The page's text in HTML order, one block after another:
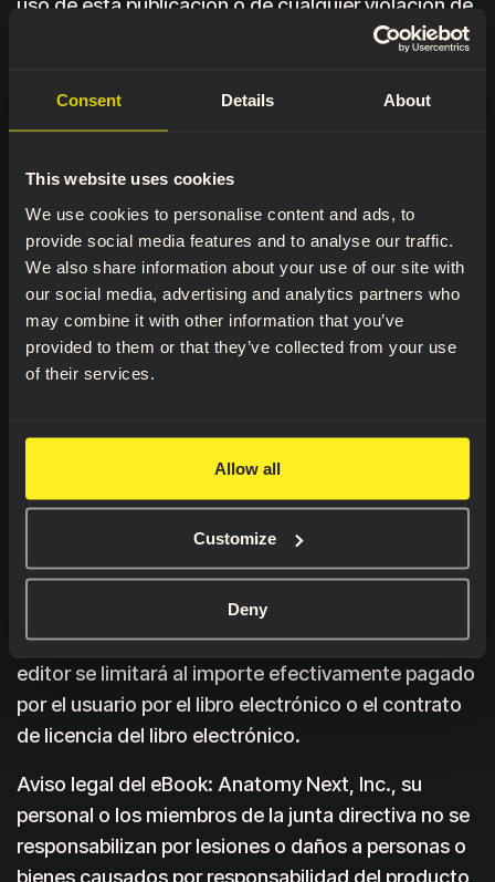
Consent Details About
This website uses cookies
We use cookies to personalise content and ads, to
provide social media features and to analyse our traffic.
We also share information about your use of our site with
our social media, advertising and analytics partners who
may combine it with other information that you’ve
provided to them or that they’ve collected from your use
of their services.
Allow all
Customize
Deny
uso de esta publicación o de cualquier violación de
este Acuerdo de licencia, incluida cualquier
propiedad.
editor no garantiza que la información de esta
publicación esté libre de errores ni que satisfaga
los requisitos de los usuarios, ni que el
funcionamiento de la publicación sea
ininterrumpido o libre de errores. La publicación se
proporciona "tal cual", sin garantía de ningún tipo,
ya sea expresa, implícita o legal, incluidas, entre
el editor será responsable de ningún daño,
incluidos, entre otros, los daños incidentales y
consecuentes, y los daños por pérdida de datos o
beneficios derivados del uso o la imposibilidad de
usar la publicación. La responsabilidad total del
editor se limitará al importe efectivamente pagado
por el usuario por el libro electrónico o el contrato
de licencia del libro electrónico.
Aviso legal del eBook: Anatomy Next, Inc., su
personal o los miembros de la junta directiva no se
responsabilizan por lesiones o daños a personas o
bienes causados por responsabilidad del producto,